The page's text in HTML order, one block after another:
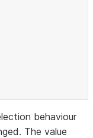
behaviour
The value